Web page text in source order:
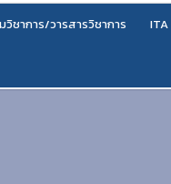
วิชาการ/วารสารวิชาการ ITA